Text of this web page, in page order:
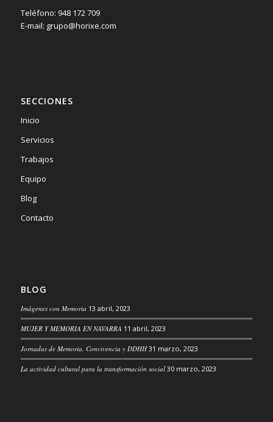
Teléfono: 948 172 709
E-mail: grupo@horixe.com
SECCIONES
Inicio
Servicios
Trabajos
Equipo
Blog
Contacto
BLOG
Imágenes con Memoria 13 abril, 2023
MUJER Y MEMORIA EN NAVARRA 11 abril, 2023
Jornadas de Memoria, Convivencia y DDHH 31 marzo, 2023
La actividad cultural para la transformación social 30 marzo, 2023